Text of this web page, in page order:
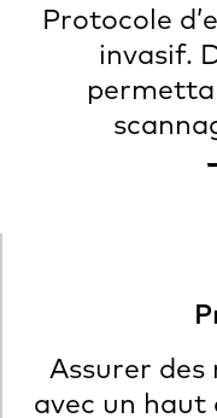
Protocole
invasif.
Assurer
avec un haut